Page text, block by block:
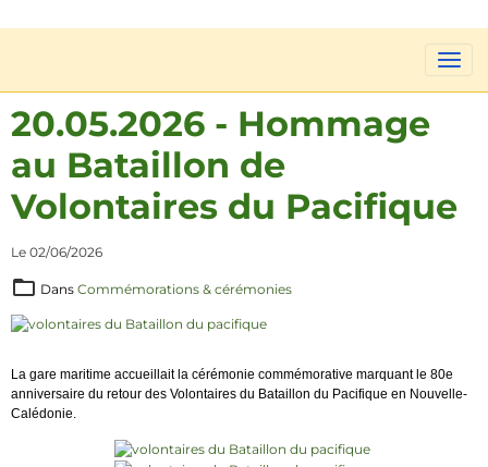
20.05.2026 - Hommage
au Bataillon de
Volontaires du Pacifique
Le 02/06/2026
Dans Commémorations & cérémonies
La gare maritime accueillait la cérémonie commémorative marquant le 80e
anniversaire du retour des Volontaires du Bataillon du Pacifique en Nouvelle-
Calédonie.